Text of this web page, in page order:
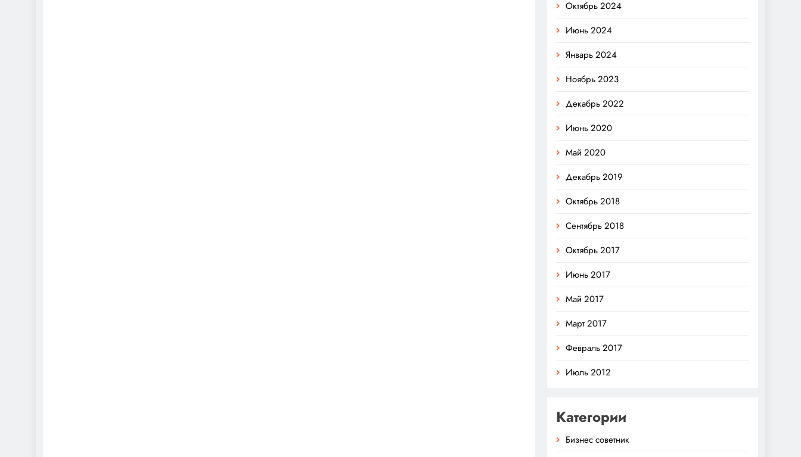
Октябрь 2024
Июнь 2024
Январь 2024
Ноябрь 2023
Декабрь 2022
Июнь 2020
Май 2020
Декабрь 2019
Октябрь 2018
Сентябрь 2018
Октябрь 2017
Июнь 2017
Май 2017
Март 2017
Февраль 2017
Июль 2012
Категории
Бизнес советник